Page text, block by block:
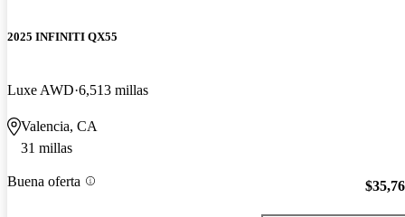
2025 INFINITI QX55
Luxe AWD 6,513 millas
Valencia, CA
31 millas
Buena oferta